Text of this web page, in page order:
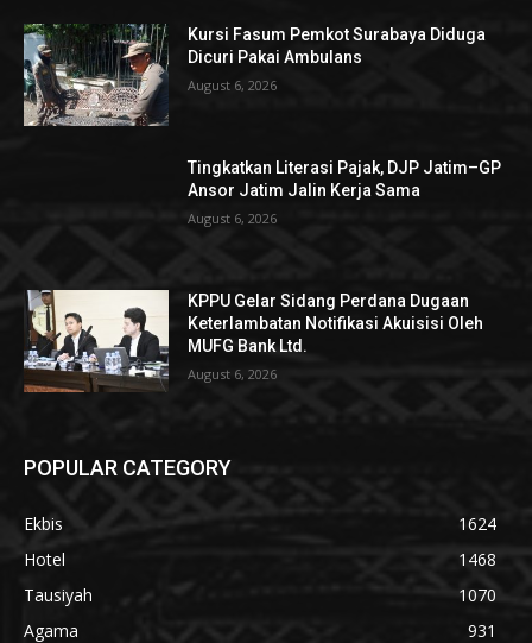
Kursi Fasum Pemkot Surabaya Diduga
Dicuri Pakai Ambulans
August 6, 2026
Tingkatkan Literasi Pajak, DJP Jatim–GP
Ansor Jatim Jalin Kerja Sama
August 6, 2026
KPPU Gelar Sidang Perdana Dugaan
Keterlambatan Notifikasi Akuisisi Oleh
MUFG Bank Ltd.
August 6, 2026
POPULAR CATEGORY
Ekbis
1624
Hotel
1468
Tausiyah
1070
Agama
931